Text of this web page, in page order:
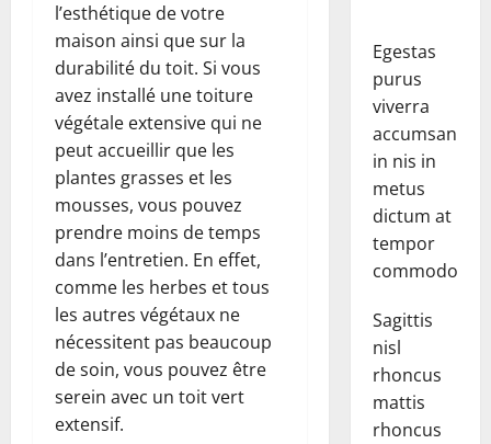
l’esthétique de votre
maison ainsi que sur la
durabilité du toit. Si vous
avez installé une toiture
végétale extensive qui ne
peut accueillir que les
plantes grasses et les
mousses, vous pouvez
prendre moins de temps
dans l’entretien. En effet,
comme les herbes et tous
les autres végétaux ne
nécessitent pas beaucoup
de soin, vous pouvez être
serein avec un toit vert
extensif.
Egestas
purus
viverra
accumsan
in nis in
metus
dictum at
tempor
commodo.
Sagittis
nisl
rhoncus
mattis
rhoncus